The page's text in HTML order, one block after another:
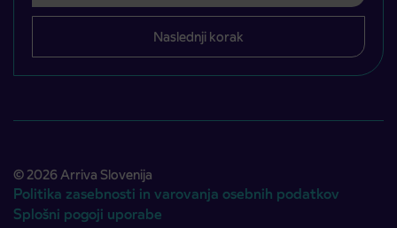
Naslednji korak
© 2026 Arriva Slovenija
Politika zasebnosti in varovanja osebnih podatkov
Splošni pogoji uporabe